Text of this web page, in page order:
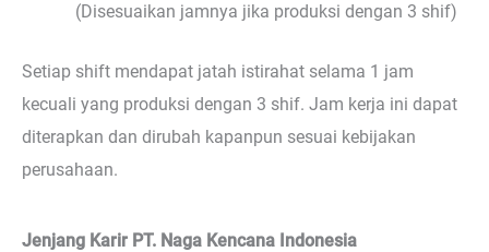
(Disesuaikan jamnya jika produksi dengan 3 shif)
Setiap shift mendapat jatah istirahat selama 1 jam
kecuali yang produksi dengan 3 shif. Jam kerja ini dapat
diterapkan dan dirubah kapanpun sesuai kebijakan
perusahaan.
Jenjang Karir PT. Naga Kencana Indonesia